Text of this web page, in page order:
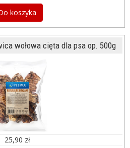
koszyka
wołowa cięta dla psa op. 500g
25,90 zł